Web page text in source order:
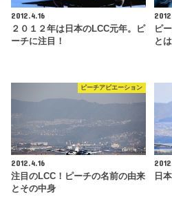
2012.4.16
２０１２年は日本のLCC元年。ピ
ーチに注目！
ピ
と
ピーチアビエーション
2012.4.16
注目のLCC！ピーチの名前の由来
とその中身
日